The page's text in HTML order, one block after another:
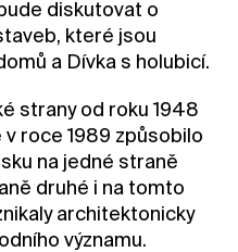
diskutovat o
které jsou
a Dívka s holubicí.
strany od roku 1948
roce 1989 způsobilo
na jedné straně
druhé i na tomto
architektonicky
významu.